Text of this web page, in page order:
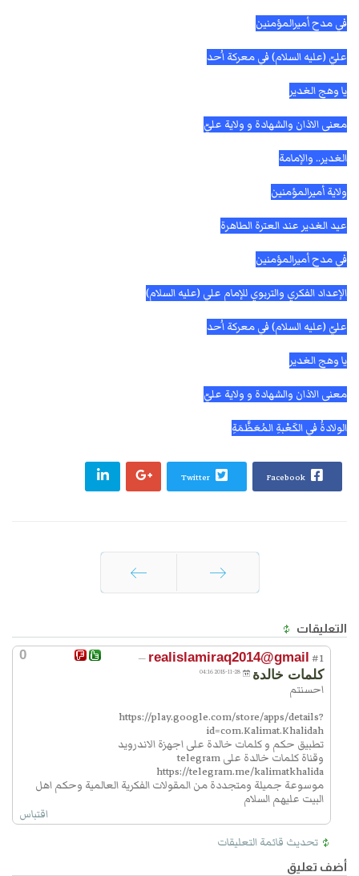
في مدح أميرالمؤمنين
عليّ (عليه السلام) في معركة اُحد
يا وهج الغدير
معنى الاذان والشهادة و ولاية عليّ
الغدير.. والإمامة
ولاية أميرالمؤمنين
عيد الغدير عند العترة الطاهرة
في مدح أميرالمؤمنين
الإعداد الفكري والتربوي للإمام علي (عليه السلام)
عليّ (عليه السلام) في معركة اُحد
يا وهج الغدير
معنى الاذان والشهادة و ولاية عليّ
الولادةُ في الكَعْبةِ المُعَظَّمَةِ
التعليقات
0 #1
realislamiraq2014@gmail
—
كلمات خالدة 2015-11-28 04:16
احسنتم
https://play.google.com/store/apps/details?
id=com.Kalimat.Khalidah
تطبيق حكم و كلمات خالدة على اجهزة الاندرويد
وقناة كلمات خالدة على telegram
https://telegram.me/kalimatkhalida
موسوعة جميلة ومتجددة من المقولات الفكرية العالمية وحكم اهل
البيت عليهم السلام
اقتباس
تحديث قائمة التعليقات
أضف تعليق